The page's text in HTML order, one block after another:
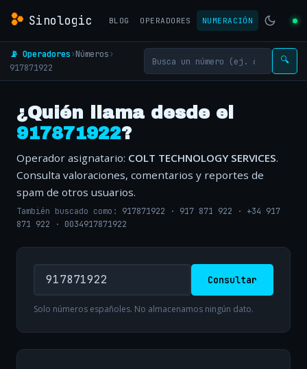
Sinologic BLOG OPERADORES NUMERACIÓN
📡 Operadores›Números›
917871922
🔍
¿Quién llama desde el
917871922?
Operador asignatario: COLT TECHNOLOGY SERVICES.
Consulta valoraciones, comentarios y reportes de
spam de otros usuarios.
También buscado como: 917871922 · 917 871 922 · +34 917
871 922 · 0034917871922
Consultar
Solo números españoles. No almacenamos ningún dato.